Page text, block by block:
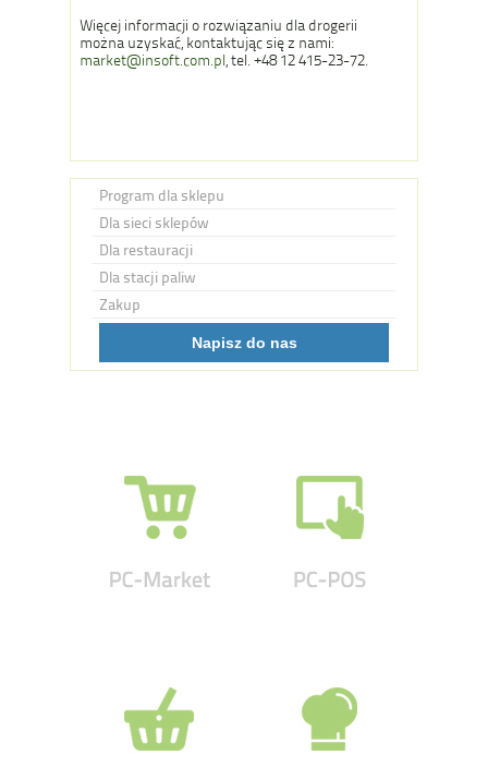
Więcej informacji o rozwiązaniu dla drogerii
można uzyskać, kontaktując się z nami:
market@insoft.com.pl , tel. +48 12 415-23-72.
Program dla sklepu
Dla sieci sklepów
Dla restauracji
Dla stacji paliw
Zakup
Napisz do nas